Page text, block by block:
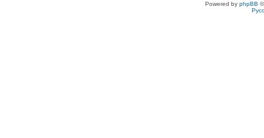
Powered by phpBB